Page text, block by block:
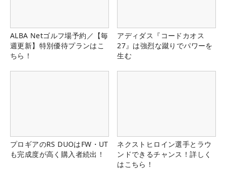
ALBA Netゴルフ場予約／【毎
週更新】特別優待プランはこ
ちら！
アディダス『コードカオス
27』は強烈な蹴りでパワーを
生む
プロギアのRS DUOはFW・UT
も完成度が高く購入者続出！
ネクストヒロイン選手とラウ
ンドできるチャンス！詳しく
はこちら！